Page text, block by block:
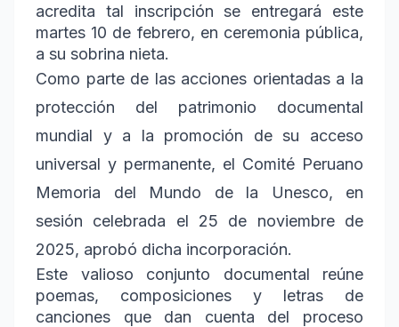
acredita tal inscripción se entregará este
martes 10 de febrero, en ceremonia pública,
a su sobrina nieta.
Como parte de las acciones orientadas a la
protección del patrimonio documental
mundial y a la promoción de su acceso
universal y permanente, el Comité Peruano
Memoria del Mundo de la Unesco, en
sesión celebrada el 25 de noviembre de
2025, aprobó dicha incorporación.
Este valioso conjunto documental reúne
poemas, composiciones y letras de
canciones que dan cuenta del proceso